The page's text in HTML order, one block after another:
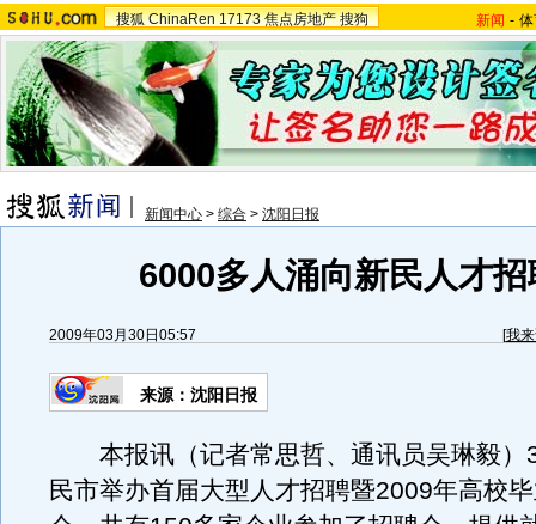
搜狐 ChinaRen 17173 焦点房地产 搜狗 新闻 -
新闻中心 > 综合 > 沈阳日报
6000多人涌向新民人才
2009年03月30日05:57 [我
来源：沈阳日报
本报讯（记者常思哲、通讯员吴琳毅）
民市举办首届大型人才招聘暨2009年高校